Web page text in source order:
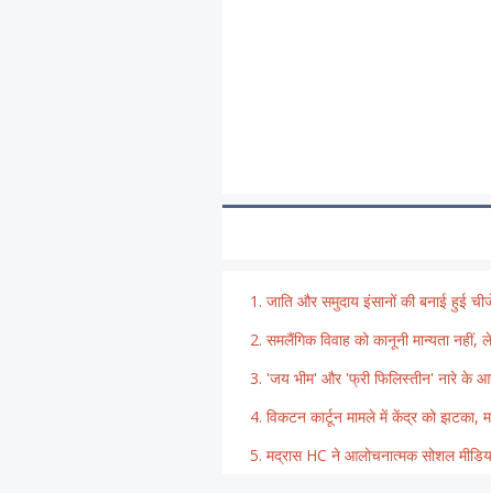
जाति और समुदाय इंसानों की बनाई हुई
समलैंगिक विवाह को कानूनी मान्यता नहीं,
'जय भीम' और 'फ्री फिलिस्तीन' नारे के
विकटन कार्टून मामले में केंद्र को झटका,
मद्रास HC ने आलोचनात्मक सोशल